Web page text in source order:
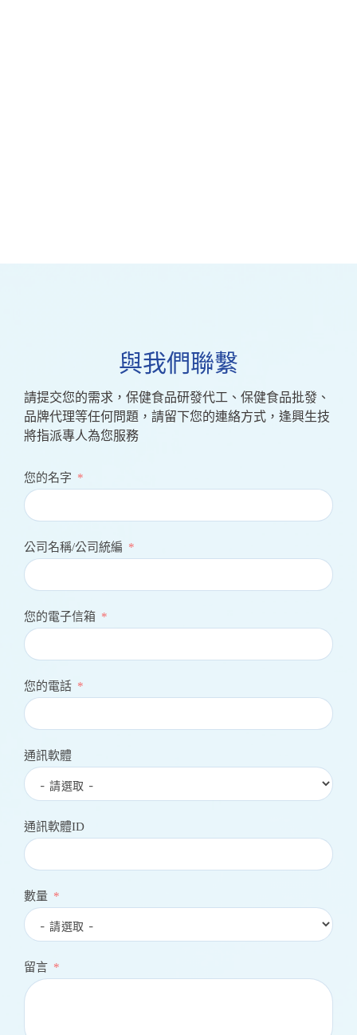
與我們聯繫
請提交您的需求，保健食品研發代工、保健食品批發、
品牌代理等任何問題，請留下您的連絡方式，逢興生技
將指派專人為您服務
您的名字
公司名稱/公司統編
您的電子信箱
您的電話
通訊軟體
通訊軟體ID
數量
留言